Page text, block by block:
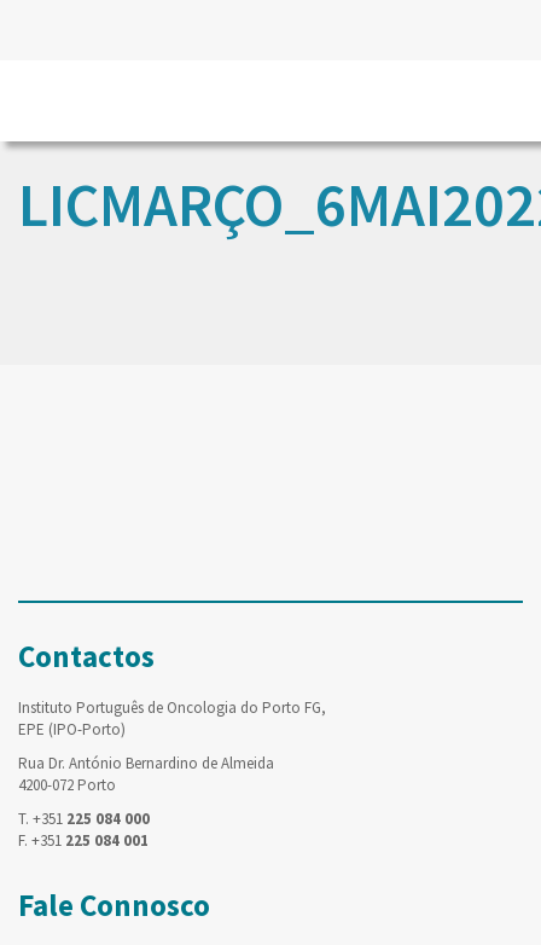
Contactos
Instituto Português de Oncologia do Porto FG,
EPE (IPO-Porto)
Rua Dr. António Bernardino de Almeida
4200-072 Porto
T. +351 225 084 000
F. +351 225 084 001
Fale Connosco